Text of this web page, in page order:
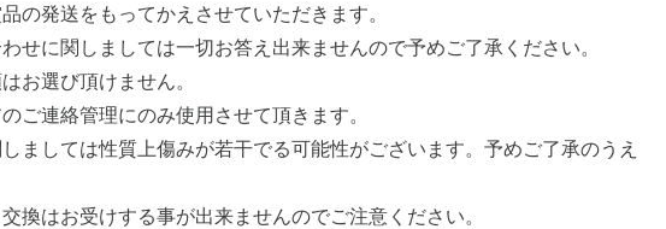
の発送をもってかえさせていただきます。
せに関しましては一切お答え出来ませんので予めご了承ください。
お選び頂けません。
ご連絡管理にのみ使用させて頂きます。
ましては性質上傷みが若干でる可能性がございます。予めご了承のうえ
換はお受けする事が出来ませんのでご注意ください。